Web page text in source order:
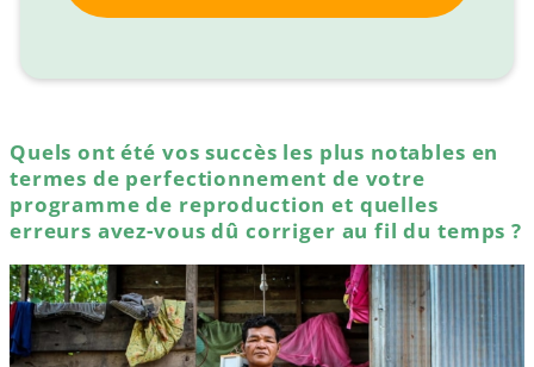
Quels ont été vos succès les plus notables en
termes de perfectionnement de votre
programme de reproduction et quelles
erreurs avez-vous dû corriger au fil du temps ?